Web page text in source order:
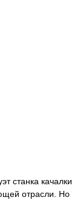
станка качалки
отрасли. Но